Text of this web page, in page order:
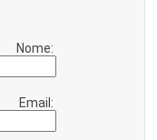
Nome:
Email: